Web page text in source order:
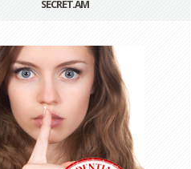
SECRET.AM